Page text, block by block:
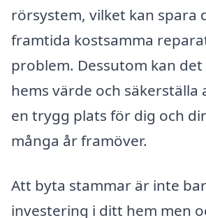
rörsystem, vilket kan spara
framtida kostsamma
problem. Dessutom kan
hems värde och
en trygg plats för dig och
många år framöver.
Att byta stammar är inte
investering i ditt hem men